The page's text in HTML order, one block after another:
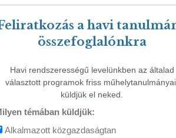
a havi
összefoglalónkra
Havi rendszerességű levelünkben az általad
választott programok friss
küldjük el neked.
témában küldjük:
Alkalmazott közgazdaságtan